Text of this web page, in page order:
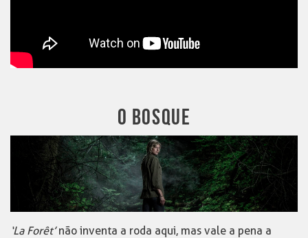
O BOSQUE
‘La Forêt’não inventa a roda aqui, mas vale a pena a